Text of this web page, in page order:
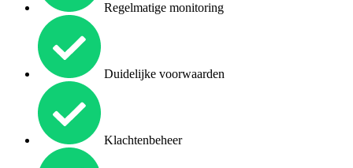
Regelmatige monitoring
Duidelijke voorwaarden
Klachtenbeheer